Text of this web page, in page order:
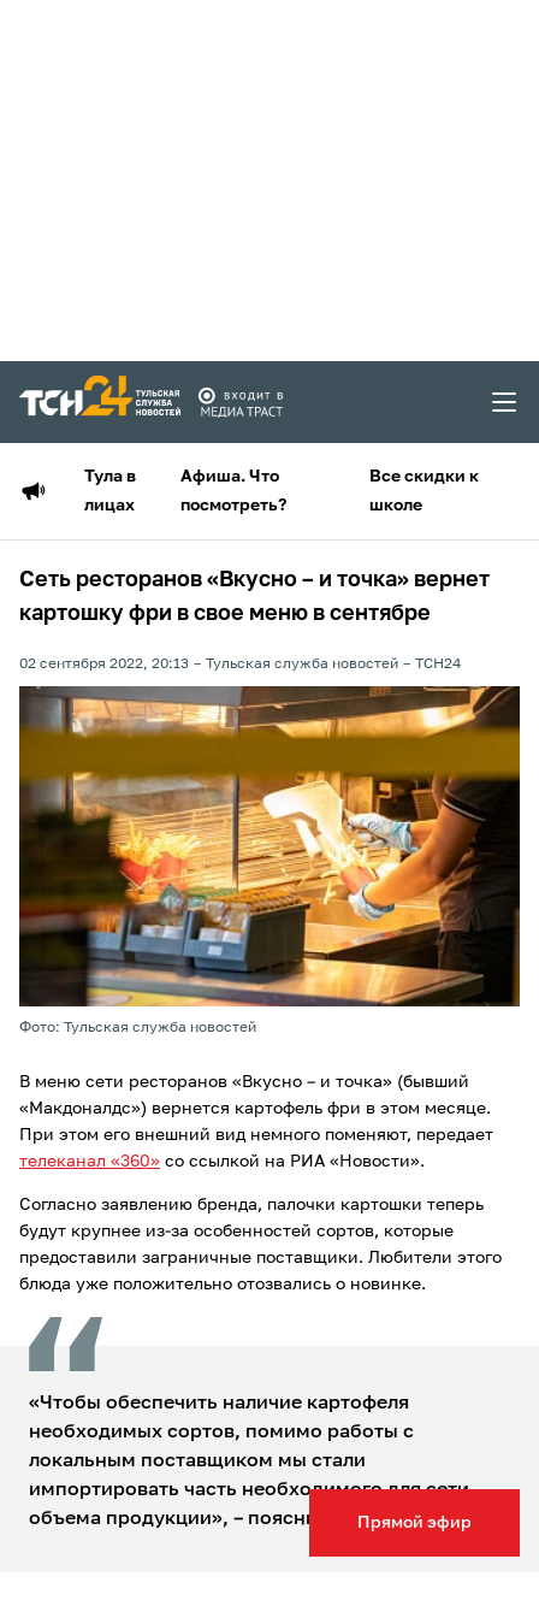
Тула в
лицах
Афиша. Что
посмотреть?
Все скидки к
школе
Прямой эфир
Сеть ресторанов «Вкусно – и точка» вернет
картошку фри в свое меню в сентябре
02 сентября 2022, 20:13 Тульская служба новостей ТСН24
Фото: Тульская служба новостей
В меню сети ресторанов «Вкусно – и точка» (бывший
«Макдоналдс») вернется картофель фри в этом месяце.
При этом его внешний вид немного поменяют, передает
телеканал «360» со ссылкой на РИА «Новости».
Согласно заявлению бренда, палочки картошки теперь
будут крупнее из-за особенностей сортов, которые
предоставили заграничные поставщики. Любители этого
блюда уже положительно отозвались о новинке.
«Чтобы обеспечить наличие картофеля
необходимых сортов, помимо работы с
локальным поставщиком мы стали
импортировать часть необходимого для сети
объема продукции», – пояснили в компании.